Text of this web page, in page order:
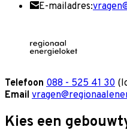
E-mailadres:
Telefoon 088 - 525 41 30
Email
Kies een